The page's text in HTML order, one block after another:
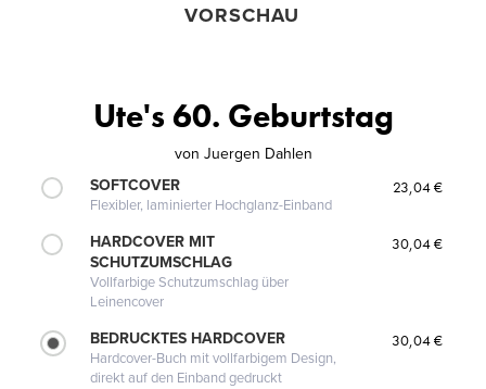
VORSCHAU
Ute's 60. Geburtstag
von Juergen Dahlen
SOFTCOVER
Flexibler, laminierter Hochglanz-Einband
23,04 €
HARDCOVER MIT
SCHUTZUMSCHLAG
Vollfarbige Schutzumschlag über
Leinencover
30,04 €
BEDRUCKTES HARDCOVER
Hardcover-Buch mit vollfarbigem Design,
direkt auf den Einband gedruckt
30,04 €